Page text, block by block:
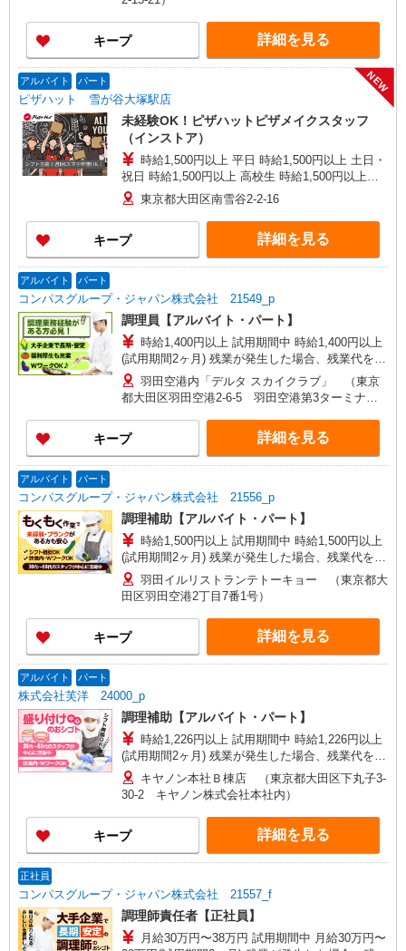
キープ 詳細を見る
アルバイト パート
ピザハット 雪が谷大塚駅店
NEW
未経験OK！ピザハットピザメイクスタッフ
（インストア）
時給1,500円以上 平日 時給1,500円以上 土日・
祝日 時給1,500円以上 高校生 時給1,500円以上
※2026年12月1日より通常時給に戻ります。詳細
はご面接時にご確認ください。
東京都大田区南雪谷2-2-16
キープ 詳細を見る
アルバイト パート
コンパスグループ・ジャパン株式会社 21549_p
調理員【アルバイト・パート】
時給1,400円以上 試用期間中 時給1,400円以上
(試用期間2ヶ月) 残業が発生した場合、残業代を1
分単位で別途支給します。
羽田空港内「デルタ スカイクラブ」 （東京
都大田区羽田空港2-6-5 羽田空港第3ターミナ
キープ 詳細を見る
アルバイト パート
コンパスグループ・ジャパン株式会社 21556_p
調理補助【アルバイト・パート】
時給1,500円以上 試用期間中 時給1,500円以上
(試用期間2ヶ月) 残業が発生した場合、残業代を1
分単位で別途支給します。
羽田イルリストランテトーキョー （東京都大
田区羽田空港2丁目7番1号）
キープ 詳細を見る
アルバイト パート
株式会社芙洋 24000_p
調理補助【アルバイト・パート】
時給1,226円以上 試用期間中 時給1,226円以上
(試用期間2ヶ月) 残業が発生した場合、残業代を1
分単位で別途支給します。
キヤノン本社Ｂ棟店 （東京都大田区下丸子3-
30-2 キヤノン株式会社本社内）
キープ 詳細を見る
正社員
コンパスグループ・ジャパン株式会社 21557_f
調理師責任者【正社員】
月給30万円〜38万円 試用期間中 月給30万円〜